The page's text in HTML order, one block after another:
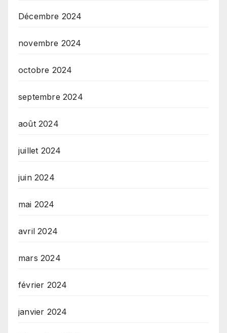
Décembre 2024
novembre 2024
octobre 2024
septembre 2024
août 2024
juillet 2024
juin 2024
mai 2024
avril 2024
mars 2024
février 2024
janvier 2024